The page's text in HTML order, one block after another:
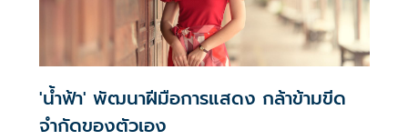
'น้ำฟ้า' พัฒนาฝีมือการแสดง กล้าข้ามขีด
จำกัดของตัวเอง